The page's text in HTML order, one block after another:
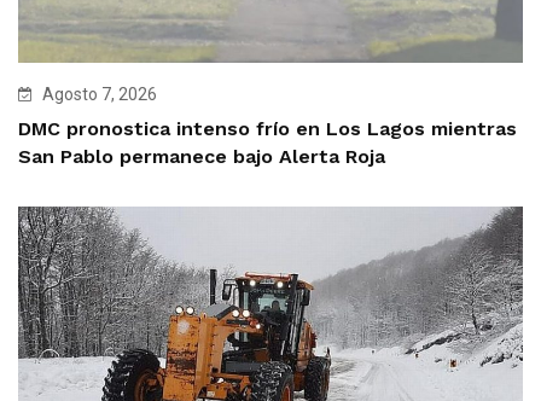
Agosto 7, 2026
DMC pronostica intenso frío en Los Lagos mientras
San Pablo permanece bajo Alerta Roja